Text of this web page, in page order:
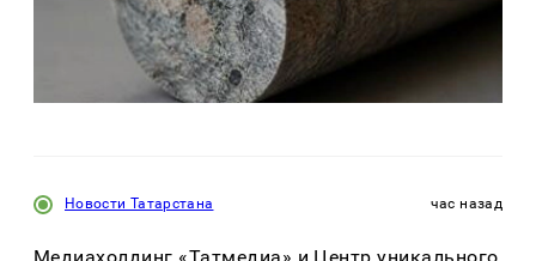
Новости Татарстана час назад